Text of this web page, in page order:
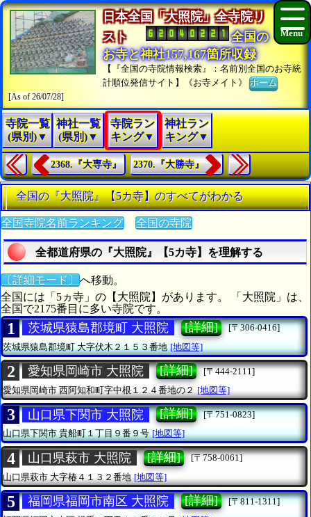
日本全国「大照院」全寺院リ
スト
全国の
お寺と神社157,167箇所収録
【『全国の寺院情報検索』：名前別全国のお寺統
計順位発信サイト】《お寺メイト》ホーム
[As of 26/07/28]
寺院一覧
(県別)▼
神社一覧
(県別)▼
寺院ラン
キング▼
神社ラン
キング▼
2368.『大専寺』 2370.『大勝寺』
全国の『大照院』【5カ寺】のすべてがわかる
全国寺院名前ランキング 全国の寺院
全都道府県の『大照院』【5カ寺】を理解する
〔詳細モード〕 へ移動。
全国には「5ヵ寺」の【大照院】があります。 「大照院」は、
全国で2175番目に多い寺院です。
1 茨城県猿島郡境町 大照院 [詳細]
[〒306-0416]
茨城県猿島郡境町大字伏木２１５３番地 [地図等]
2 愛知県岡崎市 大照院 [詳細]
[〒444-2111]
愛知県岡崎市 西阿知和町字中根１２４番地の２ [地図等]
3 山口県下関市 大照院 [詳細]
[〒751-0823]
山口県下関市貴船町１丁目９番９号 [地図等]
4 山口県萩市 大照院 [詳細]
[〒758-0061]
山口県萩市 大字椿４１３２番地 [地図等]
5 福岡県福岡市南区 大照院 [詳細]
[〒811-1311]